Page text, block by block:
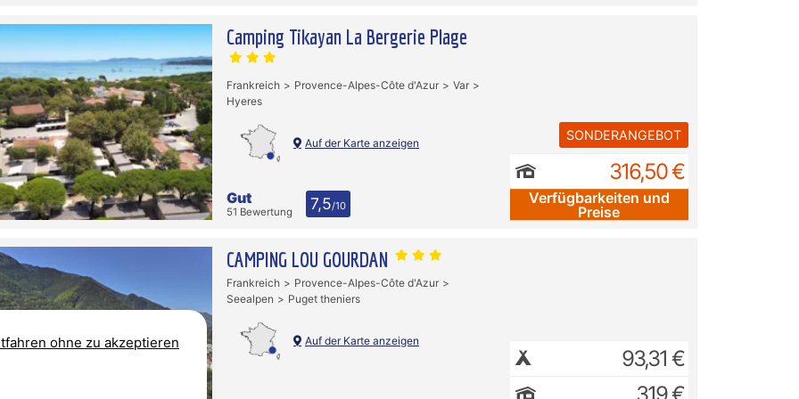
Camping Tikayan La Bergerie Plage
Frankreich Provence-Alpes-Côte d'Azur
Var
Hyeres
Auf der Karte anzeigen
Gut
51 Bewertung 7,5/10
SONDERANGEBOT
316,50 €
Verfügbarkeiten und
Preise
CAMPING LOU GOURDAN
Frankreich
Provence-Alpes-Côte d'Azur
Seealpen
Puget theniers
Auf der Karte anzeigen
93,31 €
319 €
ohne zu akzeptieren